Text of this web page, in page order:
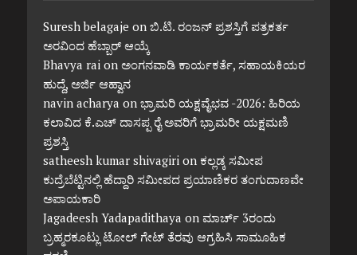
Suresh belagaje on ಬಿ.ಟಿ. ರಂಜನ್ ಪ್ರಶಸ್ತಿಗೆ ಪತ್ರಕರ್ತ
ಅರವಿಂದ ಹೆಬ್ಬಾರ್ ಆಯ್ಕೆ
Bhavya raion ಅಂಗನವಾಡಿ ಕಾರ್ಯಕರ್ತೆ, ಸಹಾಯಕಿಯರ
ಹುದ್ದೆ, ಅರ್ಜಿ ಆಹ್ವಾನ
navin acharya on ಭ್ರಾಮರಿ ಯಕ್ಷವೈಭವ -2026: ಹಿರಿಯ
ಕಲಾವಿದ ಕೆ.ಎಚ್ ದಾಸಪ್ಪ ರೈ ಅವರಿಗೆ ಭ್ರಾಮರೀ ಯಕ್ಷಮಣಿ
ಪ್ರಶಸ್ತಿ
satheesh kumar shivagirion ಕಲ್ಲಡ್ಕ ಸಮೀಪ
ಕುದ್ರೆಬೆಟ್ಟಿನಲ್ಲಿ ಹೆದ್ದಾರಿ ಸಮೀಪದ ಪ್ರಯಾಣಿಕರ ತಂಗುದಾಣವೇ
ಅಪಾಯಕಾರಿ
Jagadeesh Yadapadithaya on ಮಾರ್ಚ್ 3ರಂದು
ಬ್ರಹ್ಮರಕೂಟ್ಲು ಟೋಲ್ ಗೇಟ್ ತೆರವು ಆಗ್ರಹಿಸಿ ಸಾಮೂಹಿಕ